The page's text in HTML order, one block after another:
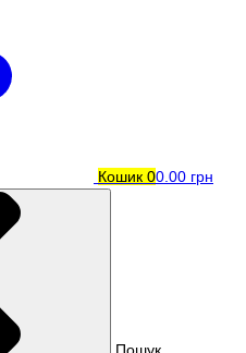
Кошик 00.00 грн